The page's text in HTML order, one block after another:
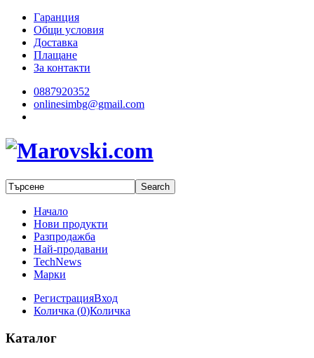
Гаранция
Общи условия
Доставка
Плащане
За контакти
0887920352
onlinesimbg@gmail.com
Начало
Нови продукти
Разпродажба
Най-продавани
TechNews
Марки
РегистрацияВход
Количка (0)Количка
Каталог